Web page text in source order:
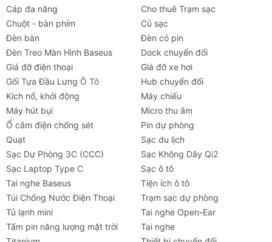
Cáp đa năng
Cho thuê Trạm sạc
Chuột - bàn phím
Củ sạc
Đèn bàn
Đèn có pin
Đèn Treo Màn Hình Baseus
Dock chuyển đổi
Giá đỡ điện thoại
Giá đỡ xe hơi
Gối Tựa Đầu Lưng Ô Tô
Hub chuyển đổi
Kích nổ, khởi động
Máy chiếu
Máy hút bụi
Micro thu âm
Ổ cắm điện chống sét
Pin dự phòng
Quạt
Sạc du lịch
Sạc Dự Phòng 3C (CCC)
Sạc Không Dây Qi2
Sạc Laptop Type C
Sạc ô tô
Tai nghe Baseus
Tiện ích ô tô
Túi Chống Nước Điện Thoại
Trạm sạc dự phòng
Tủ lạnh mini
Tai nghe Open-Ear
Tấm pin năng lượng mặt trời
Tai nghe